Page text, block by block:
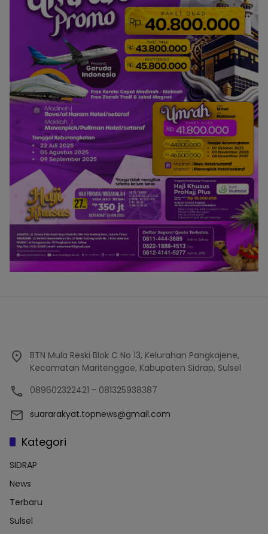
BTN Mula Reski Blok C No 13, Kelurahan Pangkajene,
Kecamatan Maritenggae, Kabupaten Sidrap, Sulsel
089602322421 - 081325938387
suararakyat.topnews@gmail.com
Kategori
SIDRAP
News
Terbaru
Sulsel